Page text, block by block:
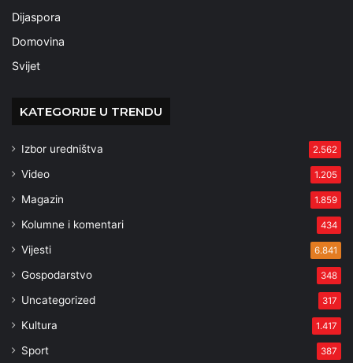
Dijaspora
Domovina
Svijet
KATEGORIJE U TRENDU
Izbor uredništva 2.562
Video 1.205
Magazin 1.859
Kolumne i komentari 434
Vijesti 6.841
Gospodarstvo 348
Uncategorized 317
Kultura 1.417
Sport 387